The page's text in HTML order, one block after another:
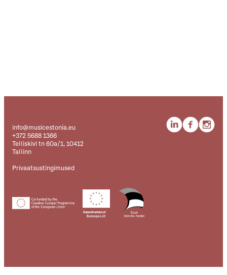
info@musicestonia.eu
+372 5688 1366
Telliskivi tn 60a/1, 10412
Tallinn
Privaatsustingimused
Kaasrahastanud
Euroopa Liit